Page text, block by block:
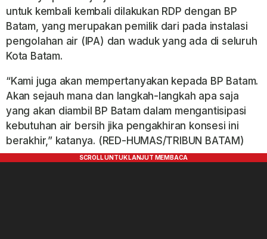
untuk kembali kembali dilakukan RDP dengan BP
Batam, yang merupakan pemilik dari pada instalasi
pengolahan air (IPA) dan waduk yang ada di seluruh
Kota Batam.
“Kami juga akan mempertanyakan kepada BP Batam.
Akan sejauh mana dan langkah-langkah apa saja
yang akan diambil BP Batam dalam mengantisipasi
kebutuhan air bersih jika pengakhiran konsesi ini
berakhir,” katanya. (RED-HUMAS/TRIBUN BATAM)